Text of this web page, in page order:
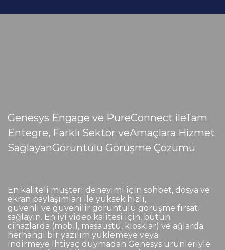
Genesys Engage ve PureConnect ileTam
Entegre, Farklı Sektör veAmaçlara Hizmet
SağlayanGörüntülü Görüşme Çözümü
En kaliteli müşteri deneyimi için sohbet, dosya ve
ekran paylaşımları ile yüksek hızlı,
güvenli ve güvenilir görüntülü görüşme fırsatı
sağlayın. En iyi video kalitesi için, bütün
cihazlarda (mobil, masaüstü, kiosklar) ve ağlarda
herhangi bir yazılım yüklemeye veya
indirmeye ihtiyaç duymadan Genesys ürünleriyle